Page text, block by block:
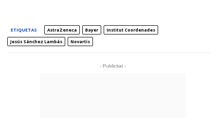
ETIQUETAS AstraZeneca Bayer
Institut Coordenades
Jesús Sánchez Lambás
Novartis
- Publicitat -